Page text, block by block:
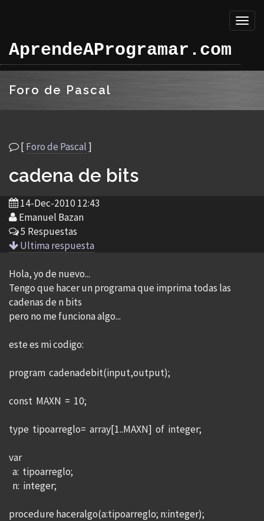
AprendeAProgramar.com
Foro de Pascal
[Foro de Pascal]
cadena de bits
14-Dec-2010 12:43
Emanuel Bazan
5 Respuestas
Ultima respuesta
Hola, yo de nuevo...
Tengo que hacer un programa que imprima todas las
cadenas de n bits
pero no me funciona algo...
este es mi codigo:
program cadenadebit(input,output);
const MAXN = 10;
type tipoarreglo= array[1..MAXN] of integer;
var
a: tipoarreglo;
n: integer;
procedure haceralgo(a:tipoarreglo; n:integer);